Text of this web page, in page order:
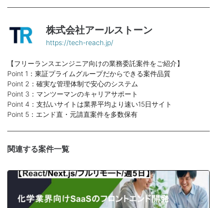
株式会社アールストーン
https://tech-reach.jp/
【フリーランスエンジニア向けの業務委託案件をご紹介】
Point 1：東証プライムグループだからできる案件品質
Point 2：確実な管理体制で安心のシステム
Point 3：マンツーマンのキャリアサポート
Point 4：支払いサイトは業界平均より速い15日サイト
Point 5：エンド直・元請直案件を多数保有
関連する案件一覧